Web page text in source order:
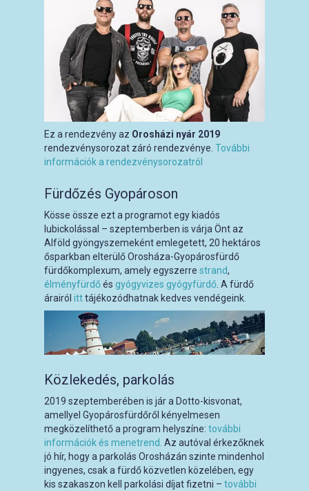
Ez a rendezvény az Orosházi nyár 2019
rendezvénysorozat záró rendezvénye. További
információk a rendezvénysorozatról
Fürdőzés Gyopároson
Kösse össze ezt a programot egy kiadós
lubickolással – szeptemberben is várja Önt az
Alföld gyöngyszemeként emlegetett, 20 hektáros
ősparkban elterülő Orosháza-Gyopárosfürdő
fürdőkomplexum, amely egyszerre strand,
élményfürdőés gyógyvizes gyógyfürdő. A fürdő
árairól itttájékozódhatnak kedves vendégeink.
Közlekedés, parkolás
2019 szeptemberében is jár a Dotto-kisvonat,
amellyel Gyopárosfürdőről kényelmesen
megközelíthető a program helyszíne: további
információk és menetrend. Az autóval érkezőknek
jó hír, hogy a parkolás Orosházán szinte mindenhol
ingyenes, csak a fürdő közvetlen közelében, egy
kis szakaszon kell parkolási díjat fizetni – további